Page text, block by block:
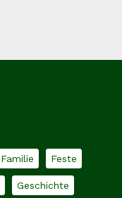
Familie Feste
Geschichte